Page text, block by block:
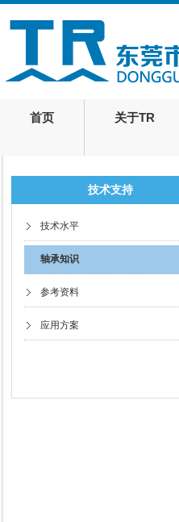
首页 关于TR
技术支持
技术水平
轴承知识
参考资料
应用方案